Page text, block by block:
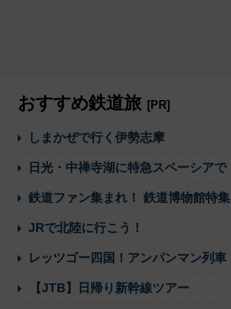
おすすめ鉄道旅 [PR]
しまかぜで行く伊勢志摩
日光・中禅寺湖に特急スペーシアで
鉄道ファン集まれ！ 鉄道博物館特集
JRで北陸に行こう！
レッツゴー四国！アンパンマン列車
【JTB】日帰り新幹線ツアー